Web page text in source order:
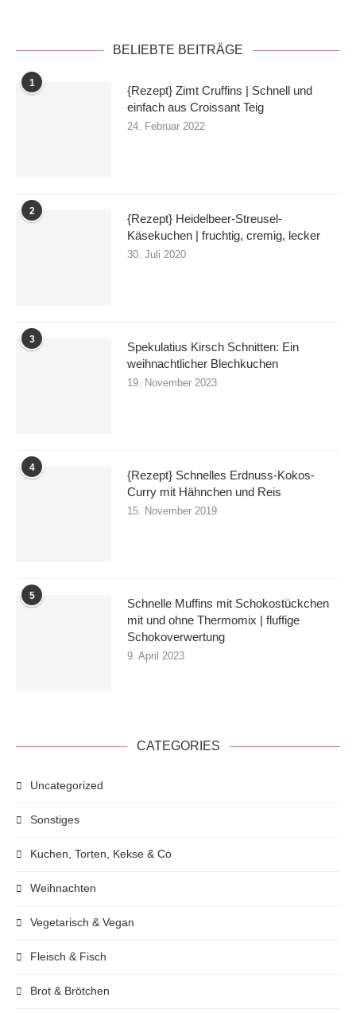
BELIEBTE BEITRÄGE
1
{Rezept} Zimt Cruffins | Schnell und
einfach aus Croissant Teig
24. Februar 2022
2
{Rezept} Heidelbeer-Streusel-
Käsekuchen | fruchtig, cremig, lecker
30. Juli 2020
3
Spekulatius Kirsch Schnitten: Ein
weihnachtlicher Blechkuchen
19. November 2023
4
{Rezept} Schnelles Erdnuss-Kokos-
Curry mit Hähnchen und Reis
15. November 2019
5
Schnelle Muffins mit Schokostückchen
mit und ohne Thermomix | fluffige
Schokoverwertung
9. April 2023
CATEGORIES
Uncategorized
Sonstiges
Kuchen, Torten, Kekse & Co
Weihnachten
Vegetarisch & Vegan
Fleisch & Fisch
Brot & Brötchen